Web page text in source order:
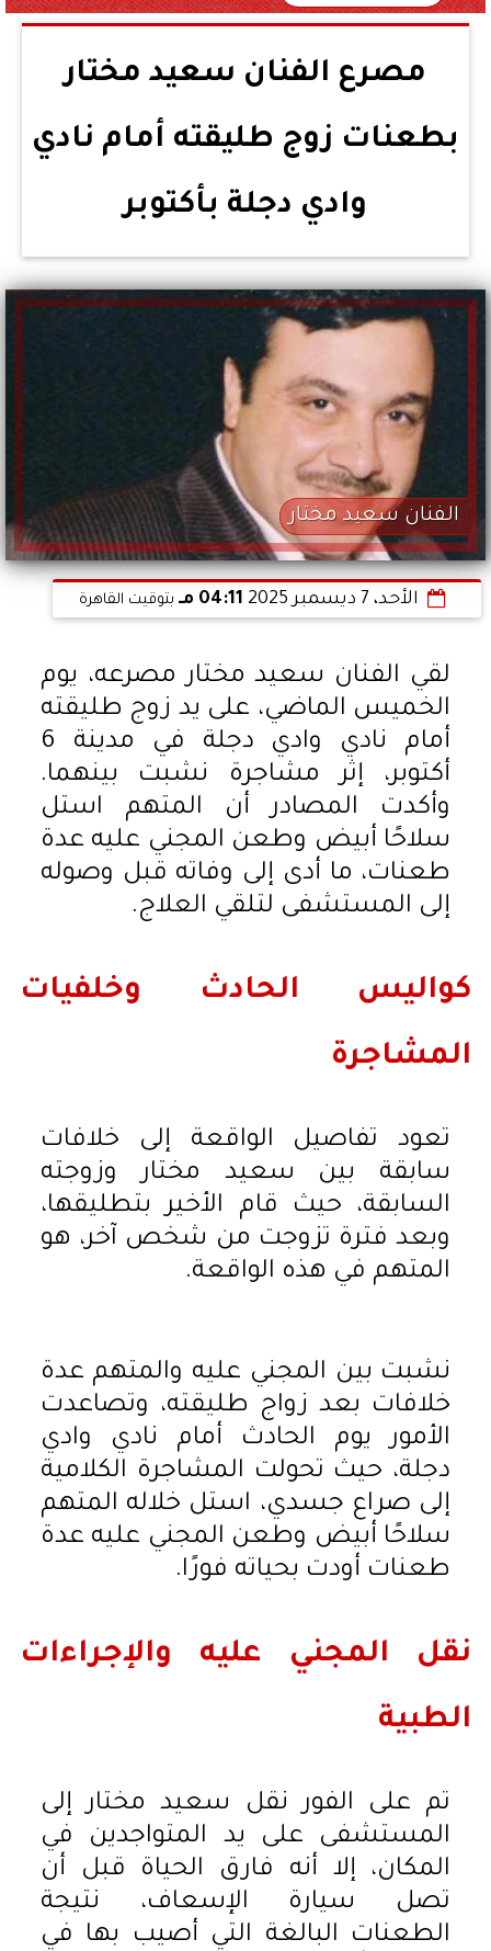
مصرع الفنان سعيد مختار
بطعنات زوج طليقته أمام نادي
وادي دجلة بأكتوبر
الفنان سعيد مختار
الأحد، 7 ديسمبر 2025 04:11 مـ بتوقيت القاهرة
لقي الفنان سعيد مختار مصرعه، يوم
الخميس الماضي، على يد زوج طليقته
أمام نادي وادي دجلة في مدينة 6
أكتوبر، إثر مشاجرة نشبت بينهما.
وأكدت المصادر أن المتهم استل
سلاحًا أبيض وطعن المجني عليه عدة
طعنات، ما أدى إلى وفاته قبل وصوله
إلى المستشفى لتلقي العلاج.
كواليس الحادث وخلفيات
المشاجرة
تعود تفاصيل الواقعة إلى خلافات
سابقة بين سعيد مختار وزوجته
السابقة، حيث قام الأخير بتطليقها،
وبعد فترة تزوجت من شخص آخر، هو
المتهم في هذه الواقعة.
نشبت بين المجني عليه والمتهم عدة
خلافات بعد زواج طليقته، وتصاعدت
الأمور يوم الحادث أمام نادي وادي
دجلة، حيث تحولت المشاجرة الكلامية
إلى صراع جسدي، استل خلاله المتهم
سلاحًا أبيض وطعن المجني عليه عدة
طعنات أودت بحياته فورًا.
نقل المجني عليه والإجراءات
الطبية
تم على الفور نقل سعيد مختار إلى
المستشفى على يد المتواجدين في
المكان، إلا أنه فارق الحياة قبل أن
تصل سيارة الإسعاف، نتيجة
الطعنات البالغة التي أصيب بها في